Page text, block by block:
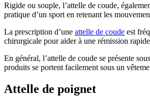
Rigide ou souple, l’attelle de coude,
pratique d’un sport en retenant les
La prescription d’une attelle de coude est
chirurgicale pour aider à une rémission
En général, l’attelle de coude se présente
produits se portent facilement sous un
Attelle de poignet